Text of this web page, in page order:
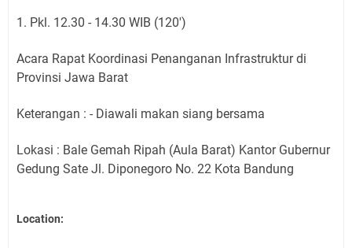
1. Pkl. 12.30 - 14.30 WIB (120')
Acara Rapat Koordinasi Penanganan Infrastruktur di
Provinsi Jawa Barat
Keterangan : - Diawali makan siang bersama
Lokasi : Bale Gemah Ripah (Aula Barat) Kantor Gubernur
Gedung Sate Jl. Diponegoro No. 22 Kota Bandung
Location: